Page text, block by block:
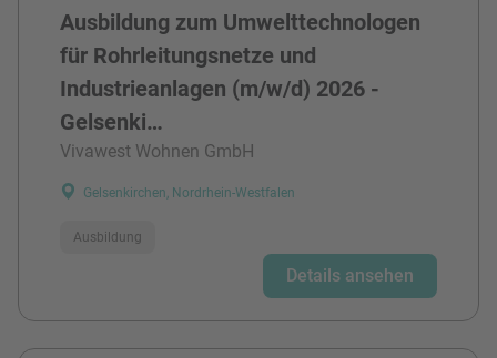
Ausbildung zum Umwelttechnologen
für Rohrleitungsnetze und
Industrieanlagen (m/w/d) 2026 -
Gelsenki…
Vivawest Wohnen GmbH
Gelsenkirchen, Nordrhein-Westfalen
Ausbildung
Details ansehen